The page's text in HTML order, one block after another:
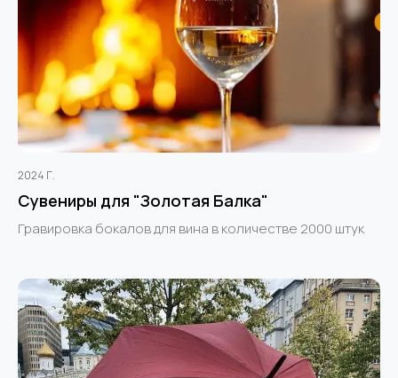
2024 Г.
Сувениры для "Золотая Балка"
Гравировка бокалов для вина в количестве 2000 штук